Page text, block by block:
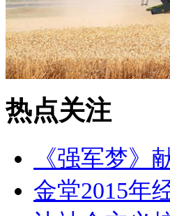
热点关注
《强军梦》
金堂2015年